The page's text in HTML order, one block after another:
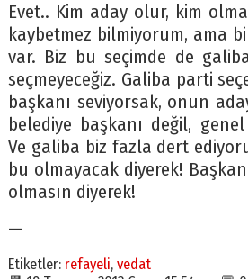
Evet.. Kim aday olur, kim
kaybetmez bilmiyorum, ama
var. Biz bu seçimde de
seçmeyeceğiz. Galiba parti
başkanı seviyorsak, onun
belediye başkanı değil,
Ve galiba biz fazla dert
bu olmayacak diyerek!
olmasın diyerek!
—
Etiketler: refayeli, vedat